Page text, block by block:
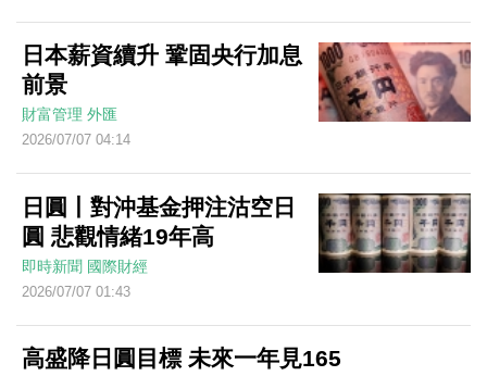
日本薪資續升 鞏固央行加息
前景
財富管理 外匯
2026/07/07 04:14
日圓丨對沖基金押注沽空日
圓 悲觀情緒19年高
即時新聞 國際財經
2026/07/07 01:43
高盛降日圓目標 未來一年見165